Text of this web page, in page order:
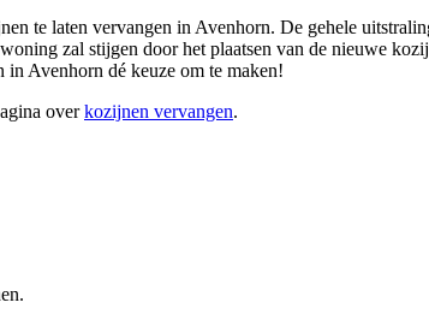
te laten vervangen in Avenhorn. De gehele
zal stijgen door het plaatsen van de nieuwe
Avenhorn dé keuze om te maken!
overkozijnen vervangen.